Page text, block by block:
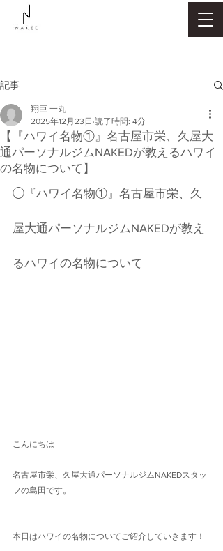
記事
【『ハワイ名物①』名古屋市栄、久屋大
通パーソナルジムNAKEDが教えるハワイ
の名物について】
翔巨 一丸
2025年12月23日 読了時間: 4分
◯『ハワイ名物①』名古屋市栄、久
屋大通パーソナルジムNAKEDが教え
るハワイの名物について
こんにちは
名古屋市栄、久屋大通パーソナルジムNAKEDスタッ
フの島田です。
本日はハワイの名物についてご紹介していきます！